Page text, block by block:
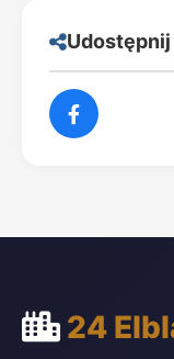
Udostępnij
24